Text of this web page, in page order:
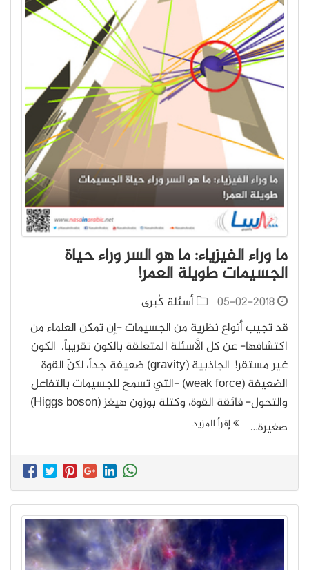
ما وراء الفيزياء: ما هو السر وراء حياة
الجسيمات طويلة العمر!
05-02-2018
أسئلة كُبرى
قد تجيب أنواع نظرية من الجسيمات -إن تمكن العلماء من
اكتشافها- عن كل الأسئلة المتعلقة بالكون تقريباً. الكون
غير مستقر! الجاذبية (gravity) ضعيفة جداً، لكنّ القوة
الضعيفة (weak force) -التي تسمح للجسيمات بالتفاعل
والتحول- فائقة القوة، وكتلة بوزون هيغز (Higgs boson)
صغيرة…
إقرأ المزيد